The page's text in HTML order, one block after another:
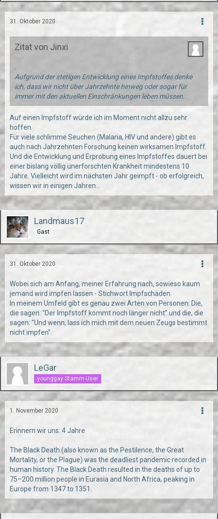
31. Oktober 2020
Zitat von Jinxi
.
Aufgrund der stetigen Entwicklung eines Impfstoffes denke
ich, dass wir nicht über Jahrzehnte hinweg oder sogar für
immer mit den aktuellen Einschränkungen leben müssen.
Auf einen Impfstoff würde ich im Moment nicht allzu sehr
hoffen.
Für viele schlimme Seuchen (Malaria, HIV und andere) gibt es
auch nach Jahrzehnten Forschung keinen wirksamen Impfstoff.
Und die Entwicklung und Erprobung eines Impfstoffes dauert bei
einer bislang völlig unerforschten Krankheit mindestens 10
Jahre. Vielleicht wird im nächsten Jahr geimpft - ob erfolgreich,
wissen wir in einigen Jahren...
Landmaus17
Gast
31. Oktober 2020
Wobei sich am Anfang, meiner Erfahrung nach, sowieso kaum
jemand wird impfen lassen - Stichwort Impfschäden.
In meinem Umfeld gibt es genau zwei Arten von Personen: Die,
die sagen: "Der Impfstoff kommt noch länger nicht" und die, die
sagen: "Und wenn, lass ich mich mit dem neuen Zeugs bestimmt
nicht impfen".
LeGar
younggay Stamm-User
1. November 2020
Erinnern wir uns: 4 Jahre
The Black Death (also known as the Pestilence, the Great
Mortality, or the Plague) was the deadliest pandemic recorded in
human history. The Black Death resulted in the deaths of up to
75–200 million people in Eurasia and North Africa, peaking in
Europe from 1347 to 1351.